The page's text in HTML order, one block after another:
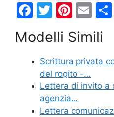
F
c
e
b
o
o
T
w
itt
er
Pi
nt
er
e
st
E
m
ai
l
Modelli Simili
Scrittura privata
del rogito -…
Lettera di invito a
agenzia…
Lettera